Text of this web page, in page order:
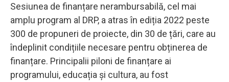
Sesiunea de finanțare nerambursabilă, cel mai
amplu program al DRP, a atras în ediția 2022 peste
300 de propuneri de proiecte, din 30 de țări, care au
îndeplinit condițiile necesare pentru obținerea de
finanțare. Principalii piloni de finanțare ai
programului, educația și cultura, au fost